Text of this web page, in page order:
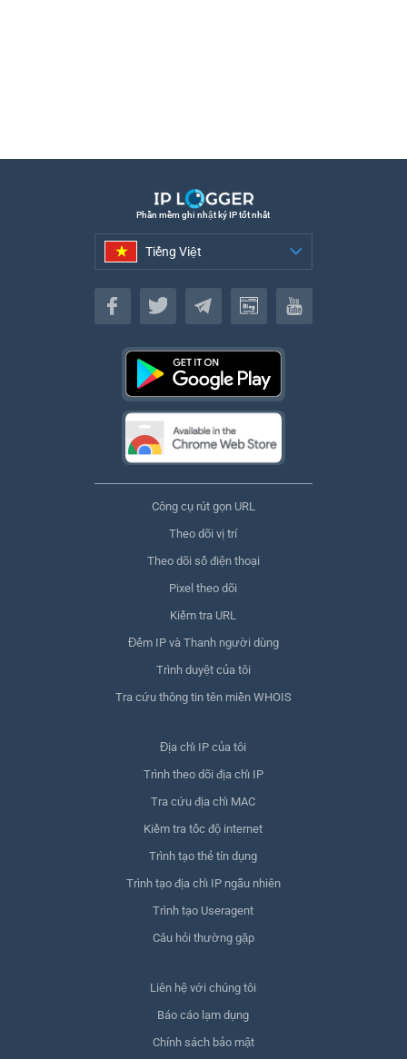
Phần mềm ghi nhật ký IP tốt nhất
Tiếng Việt
Tiếng Việt
Công cụ rút gọn URL
Theo dõi vị trí
Theo dõi số điện thoại
Pixel theo dõi
Kiểm tra URL
Đếm IP và Thanh người dùng
Trình duyệt của tôi
Tra cứu thông tin tên miền WHOIS
Địa chỉ IP của tôi
Trình theo dõi địa chỉ IP
Tra cứu địa chỉ MAC
Kiểm tra tốc độ internet
Trình tạo thẻ tín dụng
Trình tạo địa chỉ IP ngẫu nhiên
Trình tạo Useragent
Câu hỏi thường gặp
Liên hệ với chúng tôi
Báo cáo lạm dụng
Chính sách bảo mật